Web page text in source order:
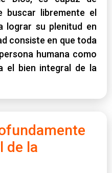
libremente el
lograr su plenitud en
consiste en que toda
humana como
el bien integral de la
de la